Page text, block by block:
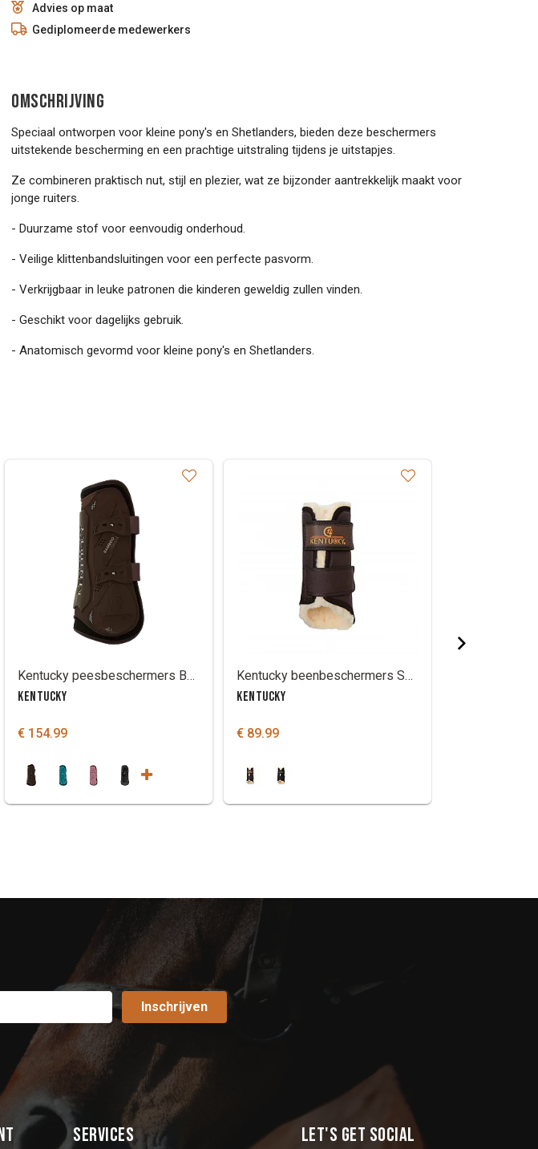
Advies op maat
Gediplomeerde medewerkers
OMSCHRIJVING
Speciaal ontworpen voor kleine pony's en Shetlanders, bieden deze beschermers
uitstekende bescherming en een prachtige uitstraling tijdens je uitstapjes.
Ze combineren praktisch nut, stijl en plezier, wat ze bijzonder aantrekkelijk maakt voor
jonge ruiters.
- Duurzame stof voor eenvoudig onderhoud.
- Veilige klittenbandsluitingen voor een perfecte pasvorm.
- Verkrijgbaar in leuke patronen die kinderen geweldig zullen vinden.
- Geschikt voor dagelijks gebruik.
- Anatomisch gevormd voor kleine pony's en Shetlanders.
Kentucky peesbeschermers Bamboo elastisch
KENTUCKY
€ 154.99
Kentucky beenbeschermers Solimbra wol VOOR
KENTUCKY
€ 89.99
Inschrijven
Services Let's get social